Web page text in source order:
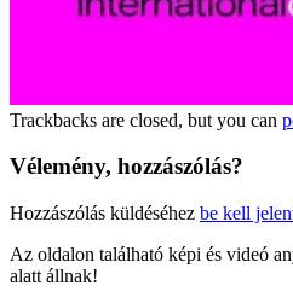
Trackbacks are closed, but you can
Vélemény, hozzászólás?
Hozzászólás küldéséhez be kell
Az oldalon található képi és videó
alatt állnak!